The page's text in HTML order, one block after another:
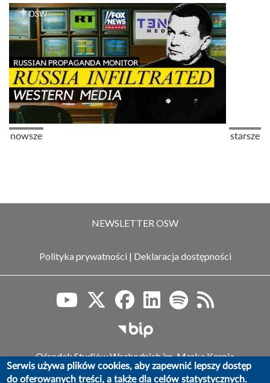
Stronicowanie
Poprzednia strona
nowsze starsze
NEWSLETTER OSW
Polityka prywatności | Deklaracja dostępności
Biuletyn Informacji
Ośrodek Studiów Wschodnich im. Marka Karpia
ul. Koszykowa 6a, 00-564 Warszawa,
Serwis używa plików cookies, aby zapewnić lepszy dostęp
do oferowanych treści, a także dla celów statystycznych.